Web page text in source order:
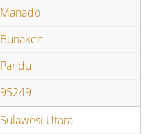
Manado
Bunaken
Pandu
95249
Sulawesi Utara